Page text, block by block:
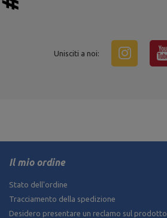
Unisciti a noi:
Il mio ordine
Stato dell'ordine
Tracciamento della spedizione
Desidero presentare un reclamo sul prodotto